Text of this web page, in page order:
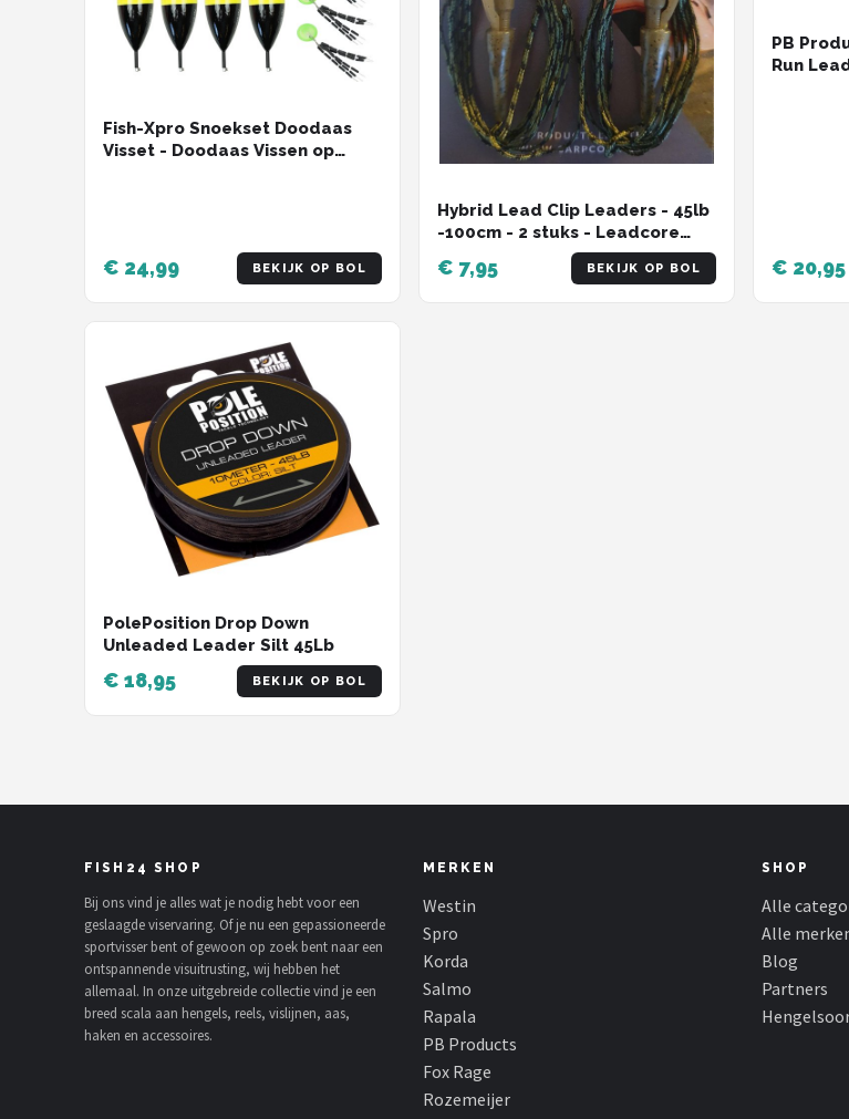
Fish-Xpro Snoekset Doodaas
Visset - Doodaas Vissen op
€ 24,99 BEKIJK OP BOL
Hybrid Lead Clip Leaders - 45lb
-100cm - 2 stuks - Leadcore
Leaders met loodclip
€ 7,95 BEKIJK OP BOL
PB
Run
€ 20,95
PolePosition Drop Down
Unleaded Leader Silt 45Lb
€ 18,95 BEKIJK OP BOL
FISH24 SHOP
Bij ons vind je alles wat je nodig hebt voor een
geslaagde viservaring. Of je nu een gepassioneerde
sportvisser bent of gewoon op zoek bent naar een
ontspannende visuitrusting, wij hebben het
allemaal. In onze uitgebreide collectie vind je een
breed scala aan hengels, reels, vislijnen, aas,
haken en accessoires.
MERKEN
Westin
Spro
Korda
Salmo
Rapala
PB Products
Fox Rage
Rozemeijer
SHOP
Alle
Alle
Blog
Partners